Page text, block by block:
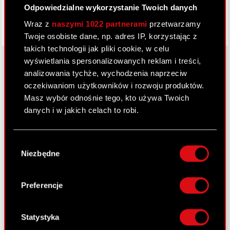
Odpowiedzialne wykorzystanie Twoich danych
Wraz z naszymi 1022 partnerami przetwarzamy
Twoje osobiste dane, np. adres IP, korzystając z
takich technologii jak pliki cookie, w celu
wyświetlania spersonalizowanych reklam i treści,
analizowania tychże, wychodzenia naprzeciw
oczekiwaniom użytkowników i rozwoju produktów.
Masz wybór odnośnie tego, kto używa Twoich
danych i w jakich celach to robi.
Gromadzić dane dotyczące Twojej
lokalizacji geograficznej z dokładnością nawet
Identyfikować Twoje urządzenie, aktywnie
analizując charakteryzującego je zbiory
palca)
zgody
Niezbędne
Preferencje
Statystyka
O CD PROJEKT
Grupa Kapitałowa
Nasz biznes
Inwestorzy
Media